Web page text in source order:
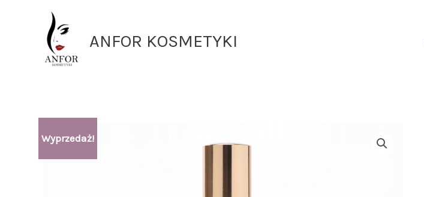
ANFOR KOSMETYKI
Wyprzedaż!